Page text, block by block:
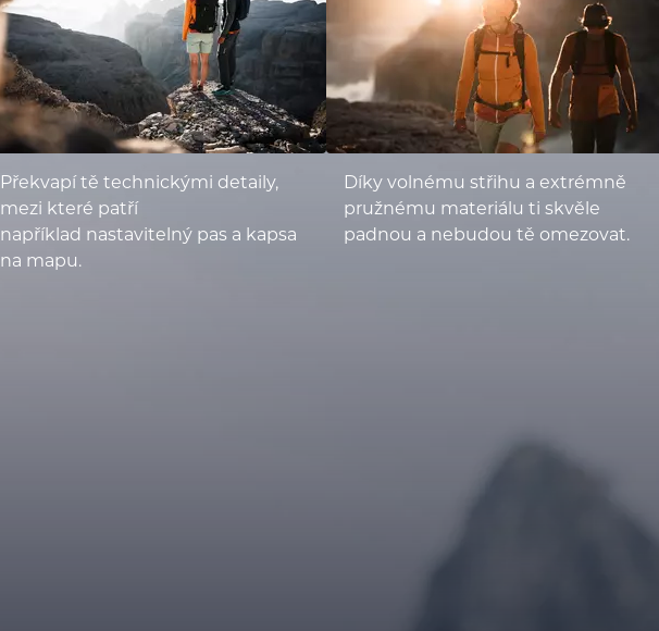
Překvapí tě technickými detaily,
mezi které patří
například nastavitelný pas a kapsa
na mapu.
Díky volnému střihu a extrémně
pružnému materiálu ti skvěle
padnou a nebudou tě omezovat.